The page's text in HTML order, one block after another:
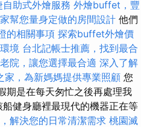
自助式外燴服務 外燴buffet，豐
幫您量身定做的房間設計 他們
的相關事項 探索buffet外燴價
境 台北記帳士推薦，找到最合
院，讓您選擇最合適 深入了解
家，為新媽媽提供專業照顧 您
期是在每天匆忙之後再處理我
船健身廳裡最現代的機器正在等
解決您的日常清潔需求 桃園滅